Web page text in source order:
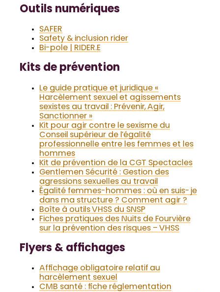
Outils numériques
SAFER
Safety & inclusion rider
Bi-pole | RIDER.E
Kits de prévention
Le guide pratique et juridique «
Harcèlement sexuel et agissements
sexistes au travail : Prévenir, Agir,
Sanctionner »
Kit pour agir contre le sexisme du
Conseil supérieur de l’égalité
professionnelle entre les femmes et les
hommes
Kit de prévention de la CGT Spectacles
Gentlemen Sécurité : Gestion des
agressions sexuelles au travail
Égalité femmes-hommes : où en suis-je
dans ma structure ? Comment agir ?
Boîte à outils VHSS du SNSP
Fiches pratiques des Nuits de Fourvière
sur la prévention des risques – VHSS
Flyers & affichages
Affichage obligatoire relatif au
harcèlement sexuel
CMB santé : fiche réglementation